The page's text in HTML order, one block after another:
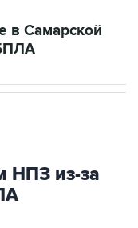
в Самарской
НПЗ из-за